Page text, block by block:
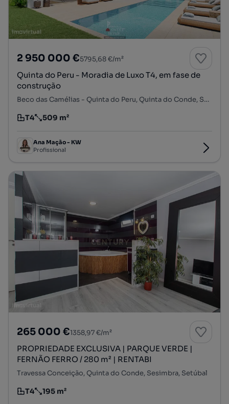
2 950 000 €5795,68 €/m²
Quinta do Peru - Moradia de Luxo T4, em fase de
construção
Beco das Camélias - Quinta do Peru, Quinta do Conde, Sesimbra, Setúbal
Tipologia
T4
Preço por metro quadrado
509 m²
Ana Mação - KW
Profissional
265 000 €1358,97 €/m²
PROPRIEDADE EXCLUSIVA | PARQUE VERDE |
FERNÃO FERRO / 280 m² | RENTABI
Travessa Conceição, Quinta do Conde, Sesimbra, Setúbal
Tipologia
T4
Preço por metro quadrado
195 m²